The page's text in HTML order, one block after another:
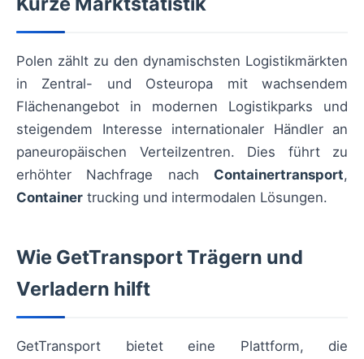
Polen zählt zu den dynamischsten Logistikmärkten
in Zentral- und Osteuropa mit wachsendem
Flächenangebot in modernen Logistikparks und
steigendem Interesse internationaler Händler an
paneuropäischen Verteilzentren. Dies führt zu
erhöhter Nachfrage nach Containertransport,
Container trucking und intermodalen Lösungen.
Wie GetTransport Trägern und
Verladern hilft
GetTransport bietet eine Plattform, die